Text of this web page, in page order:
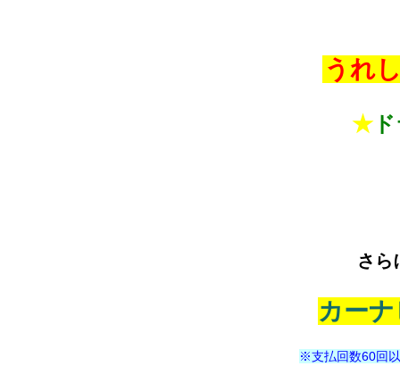
うれ
★ド
さら
カー
※支払回数60回